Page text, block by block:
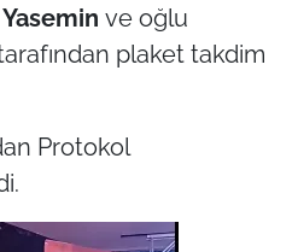
Yasemin ve oğlu
plaket takdim
Protokol